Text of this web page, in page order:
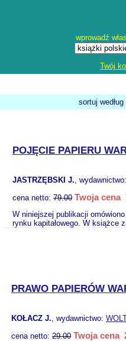
wprowadź
Twój
sortuj według
POJĘCIE PAPIERU
JASTRZĘBSKI J., wydawnictwo:
cena netto: 79.00 Twoja cena
W niniejszej publikacji
rynku kapitałowego. W książce
PRAWO PAPIERÓW
KOŁACZ J., wydawnictwo:
cena netto: 29.00 Twoja cena